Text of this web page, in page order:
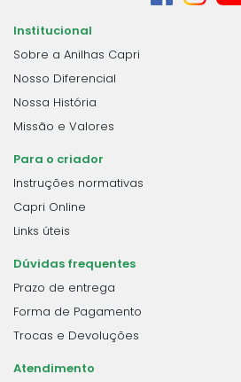
Institucional
Sobre a Anilhas Capri
Nosso Diferencial
Nossa História
Missão e Valores
Para o criador
Instruções normativas
Capri Online
Links úteis
Dúvidas frequentes
Prazo de entrega
Forma de Pagamento
Trocas e Devoluções
Atendimento